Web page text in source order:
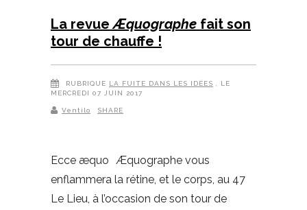
La revueÆquographe fait son
tour de chauffe !
RUBRIQUE LA FUITE DANS LES IDÉES , LE
MERCREDI 07 JUIN 2017
Ventilo SHARE
Ecce æquo Æquographe vous
enflammera la rétine, et le corps, au 47
Le Lieu, à l’occasion de son tour de